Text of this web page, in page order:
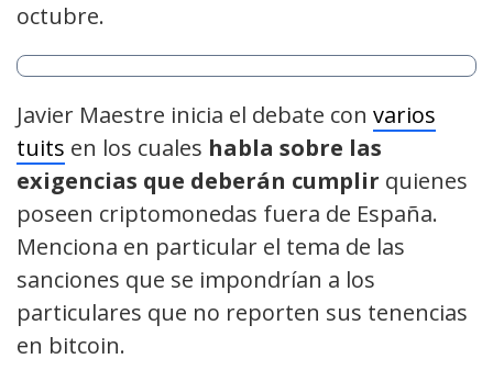
octubre.
Javier Maestre inicia el debate con varios
tuits en los cuales habla sobre las
exigencias que deberán cumplir quienes
poseen criptomonedas fuera de España.
Menciona en particular el tema de las
sanciones que se impondrían a los
particulares que no reporten sus tenencias
en bitcoin.